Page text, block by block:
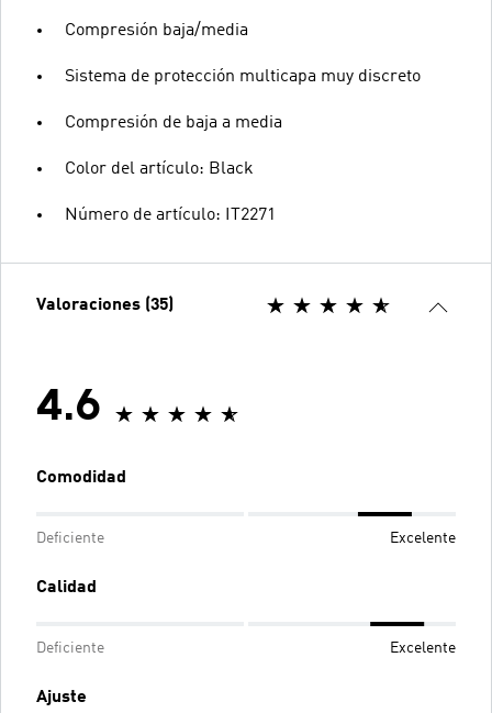
Compresión baja/media
Sistema de protección multicapa muy discreto
Compresión de baja a media
Color del artículo: Black
Número de artículo: IT2271
Valoraciones (35)
4.6
Comodidad
Deficiente Excelente
Calidad
Deficiente Excelente
Ajuste